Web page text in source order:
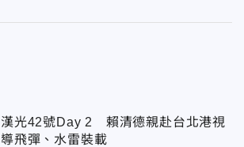
漢光42號Day 2 賴清德親赴台北港視
導飛彈、水雷裝載